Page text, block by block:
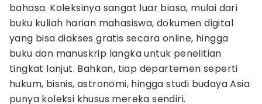
bahasa. Koleksinya sangat luar biasa, mulai dari
buku kuliah harian mahasiswa, dokumen digital
yang bisa diakses gratis secara online, hingga
buku dan manuskrip langka untuk penelitian
tingkat lanjut. Bahkan, tiap departemen seperti
hukum, bisnis, astronomi, hingga studi budaya Asia
punya koleksi khusus mereka sendiri.